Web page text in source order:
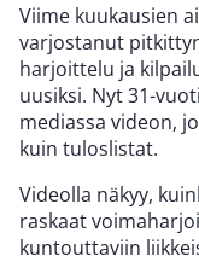
Viime kuukausien
varjostanut
harjoittelu ja
uusiksi. Nyt 31-
mediassa videon,
kuin tuloslistat.
Videolla näkyy,
raskaat
kuntouttaviin